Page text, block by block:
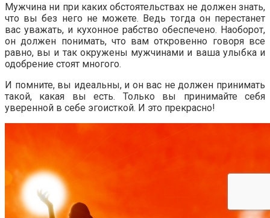
Мужчина ни при каких обстоятельствах не должен знать,
что вы без него не можете. Ведь тогда он перестанет
вас уважать, и кухонное рабство обеспечено. Наоборот,
он должен понимать, что вам откровенно говоря все
равно, вы и так окружены мужчинами и ваша улыбка и
одобрение стоят многого.
И помните, вы идеальны, и он вас не должен принимать
такой, какая вы есть. Только вы принимайте себя
уверенной в себе эгоисткой. И это прекрасно!